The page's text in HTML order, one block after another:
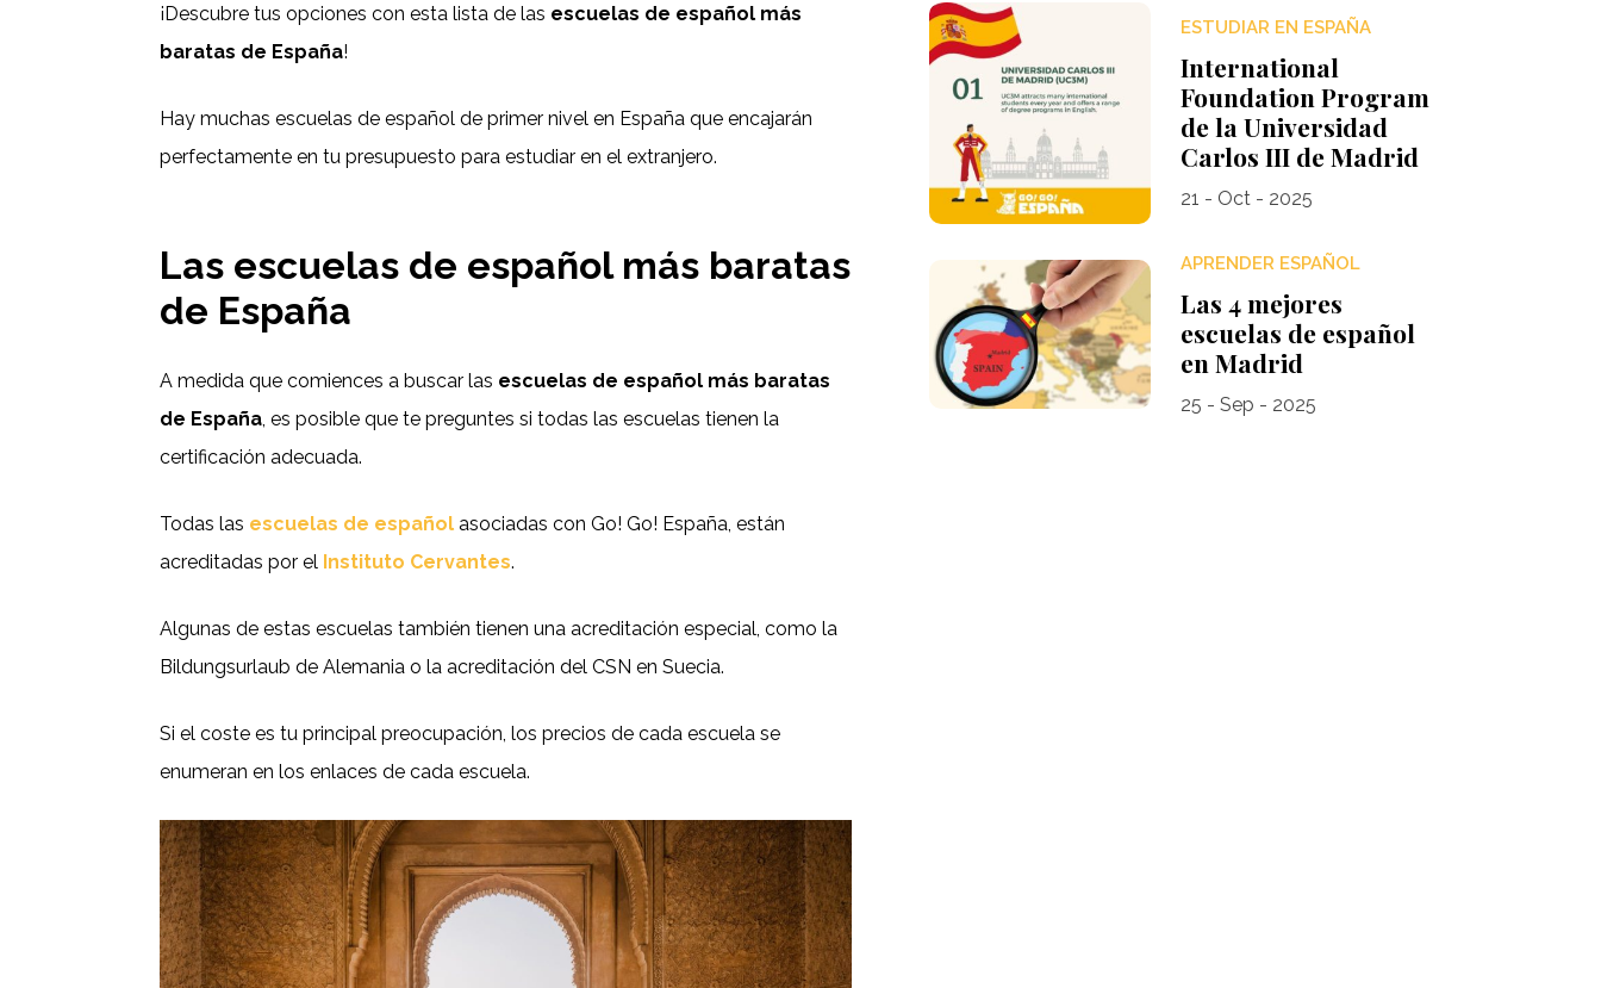
¡Descubre tus opciones con esta lista de las escuelas de español más
baratas de España!
Hay muchas escuelas de español de primer nivel en España que encajarán
perfectamente en tu presupuesto para estudiar en el extranjero.
Las escuelas de español más baratas
de España
A medida que comiences a buscar las escuelas de español más baratas
de España , es posible que te preguntes si todas las escuelas tienen la
certificación adecuada.
Todas las escuelas de español asociadas con Go! Go! España, están
acreditadas por el Instituto Cervantes.
Algunas de estas escuelas también tienen una acreditación especial, como la
Bildungsurlaub de Alemania o la acreditación del CSN en Suecia.
Si el coste es tu principal preocupación, los precios de cada escuela se
enumeran en los enlaces de cada escuela.
ESTUDIAR EN ESPAÑA
International
Foundation Program
de la Universidad
Carlos III de Madrid
21 - Oct - 2025
APRENDER ESPAÑOL
Las 4 mejores
escuelas de español
en Madrid
25 - Sep - 2025